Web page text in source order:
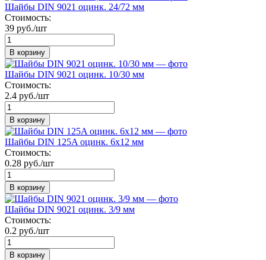
Шайбы DIN 9021 оцинк. 24/72 мм
Стоимость:
39 руб./шт
В корзину
Шайбы DIN 9021 оцинк. 10/30 мм
Стоимость:
2.4 руб./шт
В корзину
Шайбы DIN 125A оцинк. 6х12 мм
Стоимость:
0.28 руб./шт
В корзину
Шайбы DIN 9021 оцинк. 3/9 мм
Стоимость:
0.2 руб./шт
В корзину